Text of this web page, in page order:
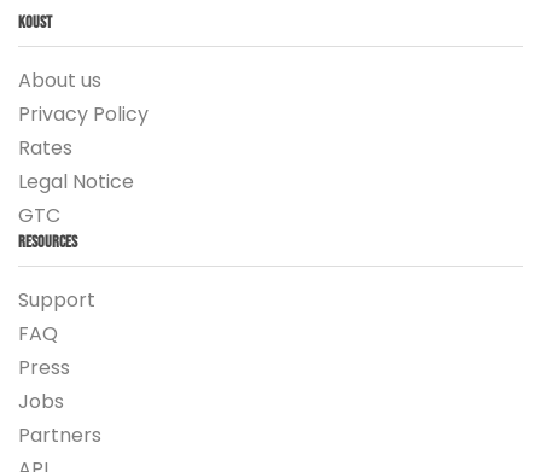
Koust
About us
Privacy Policy
Rates
Legal Notice
GTC
Resources
Support
FAQ
Press
Jobs
Partners